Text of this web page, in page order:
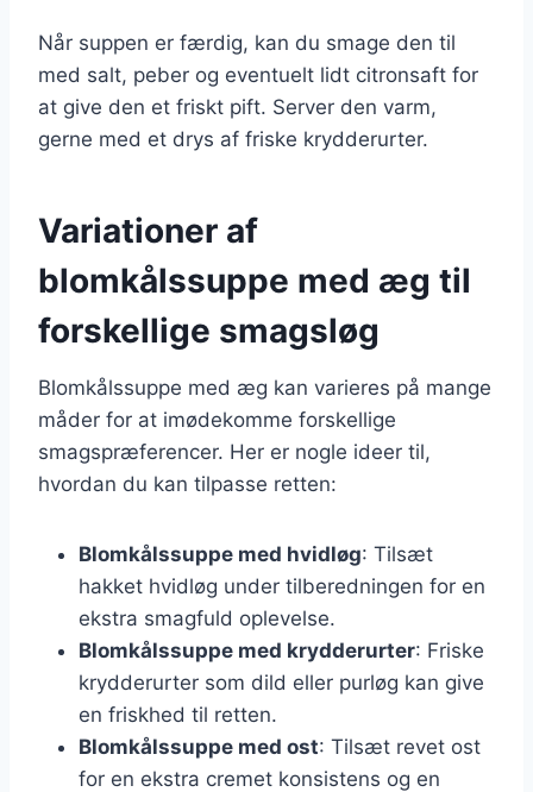
Når suppen er færdig, kan du smage den til
med salt, peber og eventuelt lidt citronsaft for
at give den et friskt pift. Server den varm,
gerne med et drys af friske krydderurter.
Variationer af
blomkålssuppe med æg til
forskellige smagsløg
Blomkålssuppe med æg kan varieres på mange
måder for at imødekomme forskellige
smagspræferencer. Her er nogle ideer til,
hvordan du kan tilpasse retten:
Blomkålssuppe med hvidløg: Tilsæt
hakket hvidløg under tilberedningen for en
ekstra smagfuld oplevelse.
Blomkålssuppe med krydderurter: Friske
krydderurter som dild eller purløg kan give
en friskhed til retten.
Blomkålssuppe med ost: Tilsæt revet ost
for en ekstra cremet konsistens og en